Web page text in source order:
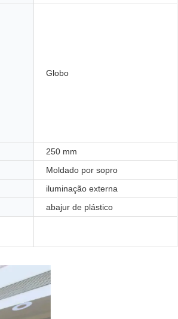
Globo
250 mm
Moldado por sopro
iluminação externa
abajur de plástico